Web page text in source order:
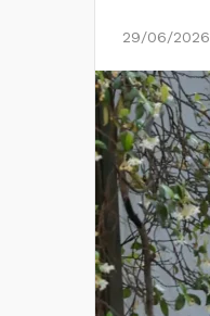
29/06/2026